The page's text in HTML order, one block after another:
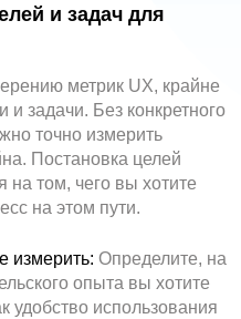
и задач для
метрик UX, крайне
и задачи. Без конкретного
точно измерить
Постановка целей
на том, чего вы хотите
на этом пути.
измерить: Определите, на
опыта вы хотите
удобство использования